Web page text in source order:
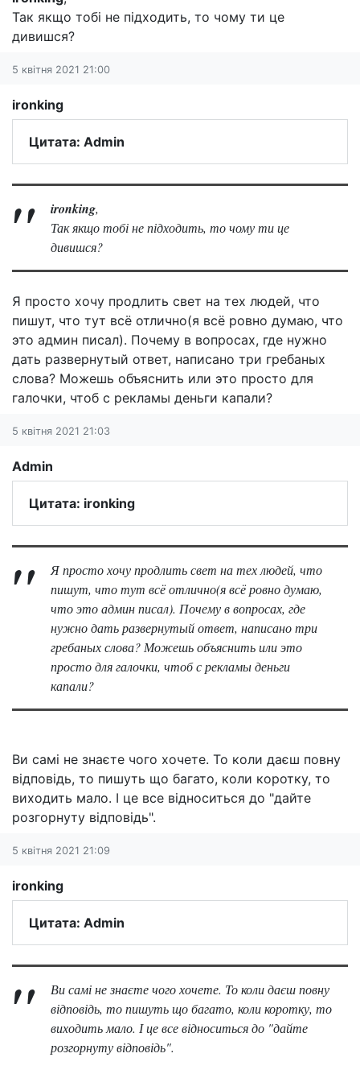
Так якщо тобі не підходить, то чому ти це
дивишся?
5 квітня 2021 21:00
ironking
Цитата: Admin
ironking,
Так якщо тобі не підходить, то чому ти це
дивишся?
Я просто хочу продлить свет на тех людей, что
пишут, что тут всё отлично(я всё ровно думаю, что
это админ писал). Почему в вопросах, где нужно
дать развернутый ответ, написано три гребаных
слова? Можешь объяснить или это просто для
галочки, чтоб с рекламы деньги капали?
5 квітня 2021 21:03
Admin
Цитата: ironking
Я просто хочу продлить свет на тех людей, что
пишут, что тут всё отлично(я всё ровно думаю,
что это админ писал). Почему в вопросах, где
нужно дать развернутый ответ, написано три
гребаных слова? Можешь объяснить или это
просто для галочки, чтоб с рекламы деньги
капали?
Ви самі не знаєте чого хочете. То коли даєш повну
відповідь, то пишуть що багато, коли коротку, то
виходить мало. І це все відноситься до "дайте
розгорнуту відповідь".
5 квітня 2021 21:09
ironking
Цитата: Admin
Ви самі не знаєте чого хочете. То коли даєш повну
відповідь, то пишуть що багато, коли коротку, то
виходить мало. І це все відноситься до "дайте
розгорнуту відповідь".